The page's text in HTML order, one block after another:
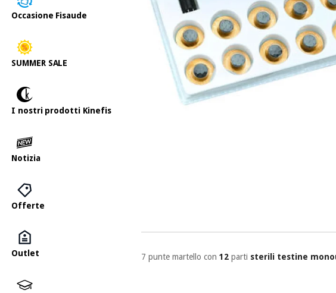
Occasione Fisaude
SUMMER SALE
I nostri prodotti Kinefis
Notizia
Offerte
Outlet 7 punte martello con12 parti sterili testine